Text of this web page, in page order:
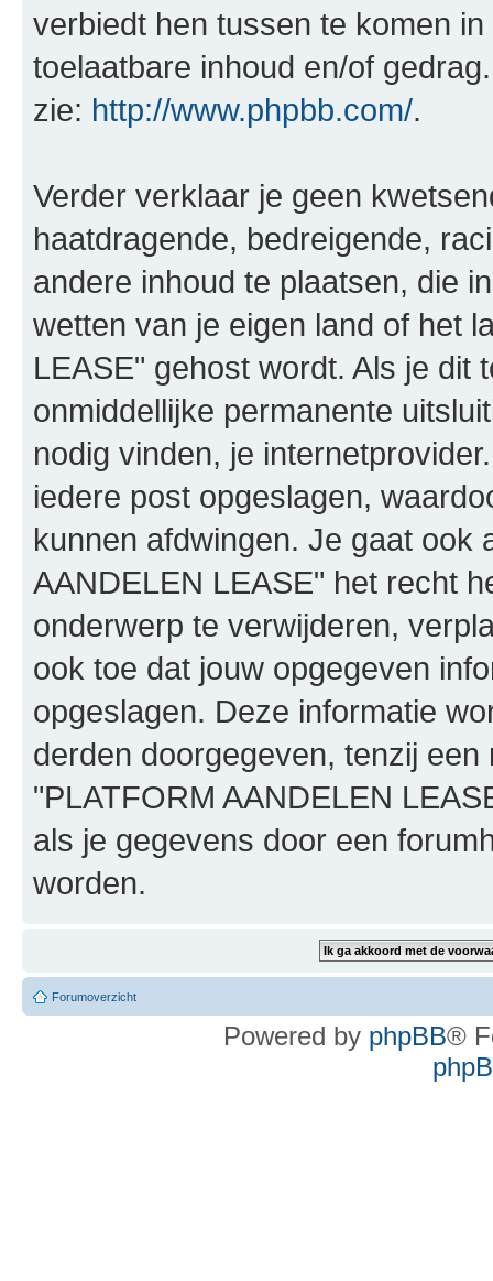
verbiedt hen tussen te komen
toelaatbare inhoud en/of
zie: http://www.phpbb.com/.
Verder verklaar je geen
haatdragende, bedreigende,
andere inhoud te plaatsen, die
wetten van je eigen land of het
LEASE" gehost wordt. Als je dit
onmiddellijke permanente
nodig vinden, je
iedere post opgeslagen,
kunnen afdwingen. Je gaat ook
AANDELEN LEASE" het recht
onderwerp te verwijderen,
ook toe dat jouw opgegeven
opgeslagen. Deze informatie
derden doorgegeven, tenzij
"PLATFORM AANDELEN
als je gegevens door een
worden.
Forumoverzicht
Powered by phpBB®